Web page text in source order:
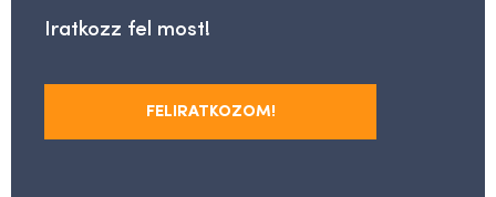
Iratkozz fel most!
FELIRATKOZOM!